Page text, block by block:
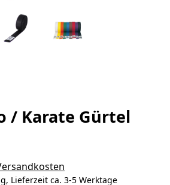
/ Karate Gürtel
Lieferzeit ca. 3-5 Werktage